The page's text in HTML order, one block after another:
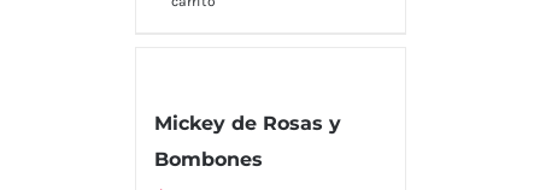
Mickey de Rosas y
Bombones